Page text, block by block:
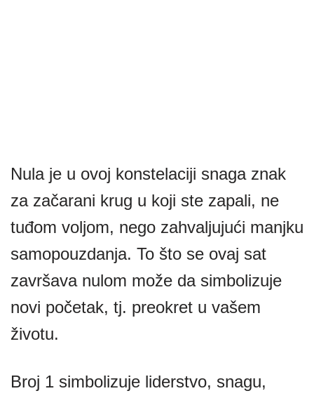
Nula je u ovoj konstelaciji snaga znak
za začarani krug u koji ste zapali, ne
tuđom voljom, nego zahvaljujući manjku
samopouzdanja. To što se ovaj sat
završava nulom može da simbolizuje
novi početak, tj. preokret u vašem
životu.
Broj 1 simbolizuje liderstvo, snagu,